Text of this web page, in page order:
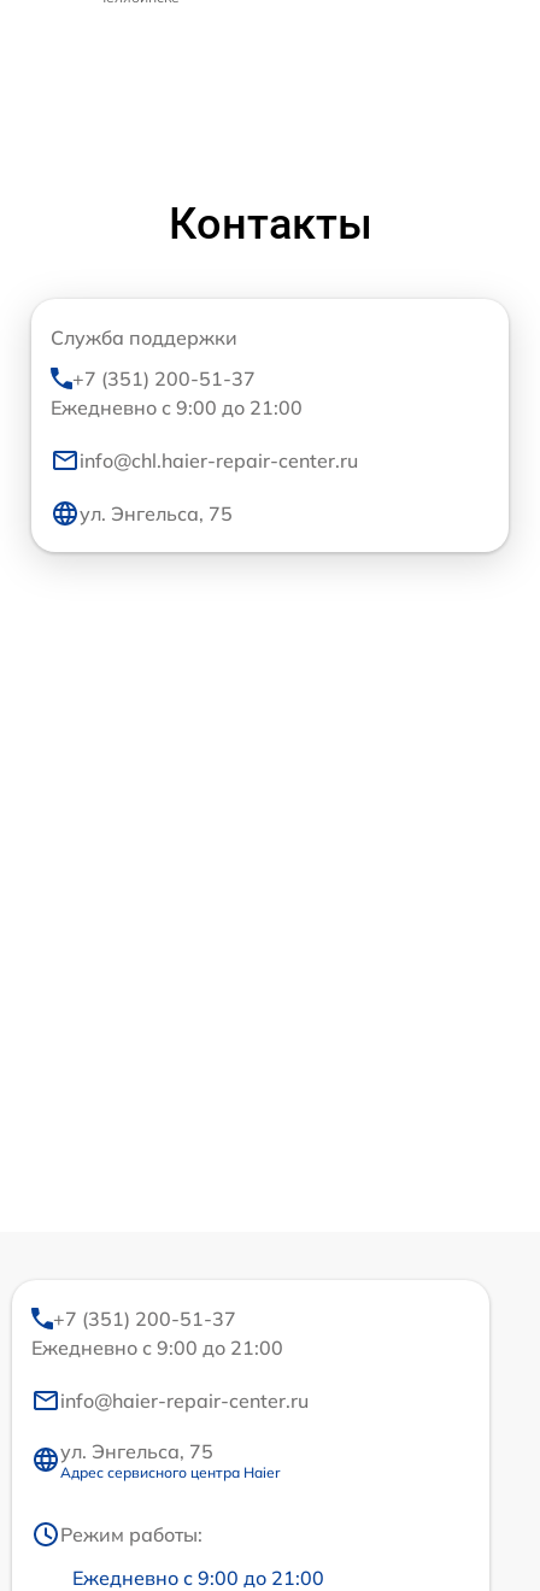
Контакты
Служба поддержки
+7 (351) 200-51-37
Ежедневно с 9:00 до 21:00
info@chl.haier-repair-center.ru
ул. Энгельса, 75
+7 (351) 200-51-37
Ежедневно с 9:00 до 21:00
info@haier-repair-center.ru
ул. Энгельса, 75
Адрес сервисного центра Haier
Режим работы:
Ежедневно с 9:00 до 21:00